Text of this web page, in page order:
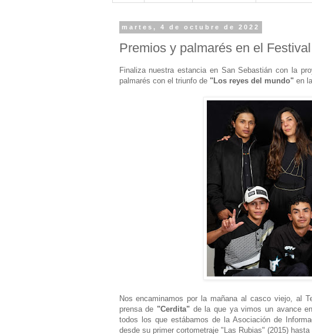
martes, 4 de octubre de 2022
Premios y palmarés en el
Finaliza nuestra estancia en San Sebastián con la
palmarés con el triunfo de "Los reyes del mundo"en
Nos encaminamos por la mañana al casco viejo, al
prensa de "Cerdita" de la que ya vimos un avance
todos los que estábamos de la Asociación de
desde su primer cortometraje "Las Rubias" (2015)